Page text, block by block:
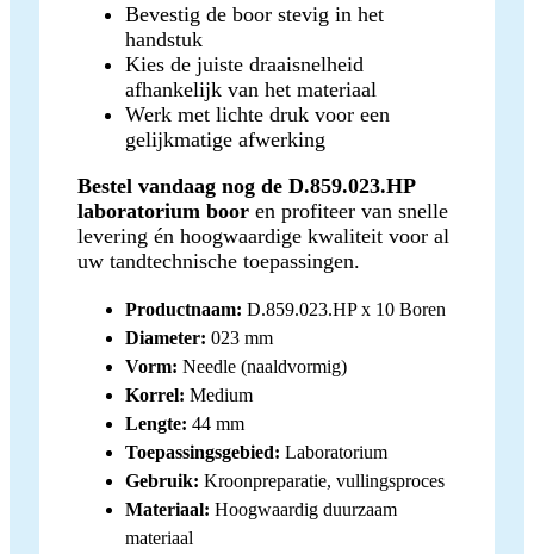
Bevestig de boor stevig in het
handstuk
Kies de juiste draaisnelheid
afhankelijk van het materiaal
Werk met lichte druk voor een
gelijkmatige afwerking
Bestel vandaag nog de D.859.023.HP
laboratorium boor en profiteer van snelle
levering én hoogwaardige kwaliteit voor al
uw tandtechnische toepassingen.
Productnaam: D.859.023.HP x 10 Boren
Diameter: 023 mm
Vorm: Needle (naaldvormig)
Korrel: Medium
Lengte: 44 mm
Toepassingsgebied: Laboratorium
Gebruik: Kroonpreparatie, vullingsproces
Materiaal: Hoogwaardig duurzaam
materiaal